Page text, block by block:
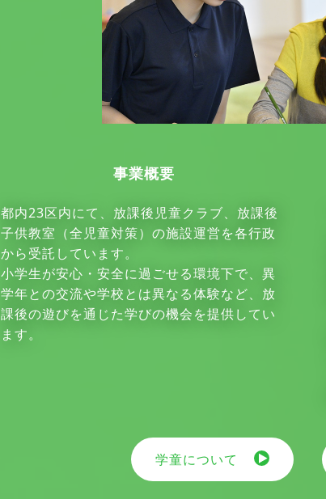
事業概要
都内23区内にて、放課後児童クラブ、放課後
子供教室（全児童対策）の施設運営を各行政
から受託しています。
小学生が安心・安全に過ごせる環境下で、異
学年との交流や学校とは異なる体験など、放
課後の遊びを通じた学びの機会を提供してい
ます。
学童について